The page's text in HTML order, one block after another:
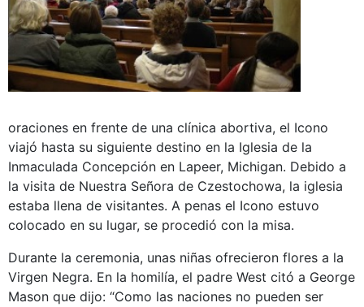
oraciones en frente de una clínica abortiva, el Icono
viajó hasta su siguiente destino en la Iglesia de la
Inmaculada Concepción en Lapeer, Michigan. Debido a
la visita de Nuestra Señora de Czestochowa, la iglesia
estaba llena de visitantes. A penas el Icono estuvo
colocado en su lugar, se procedió con la misa.
Durante la ceremonia, unas niñas ofrecieron flores a la
Virgen Negra. En la homilía, el padre West citó a George
Mason que dijo: “Como las naciones no pueden ser